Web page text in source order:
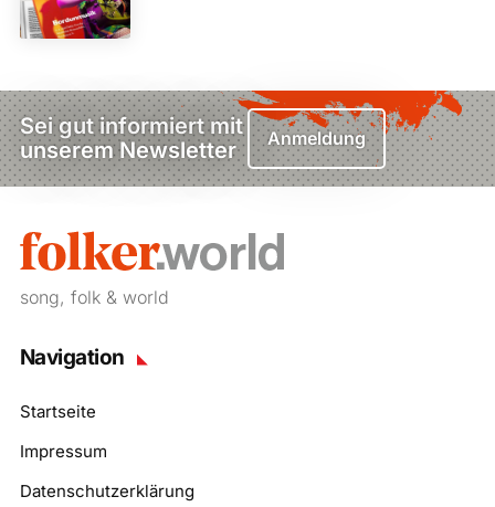
Sei gut informiert mit
unserem Newsletter
Anmeldung
song, folk & world
Navigation
Startseite
Impressum
Datenschutzerklärung